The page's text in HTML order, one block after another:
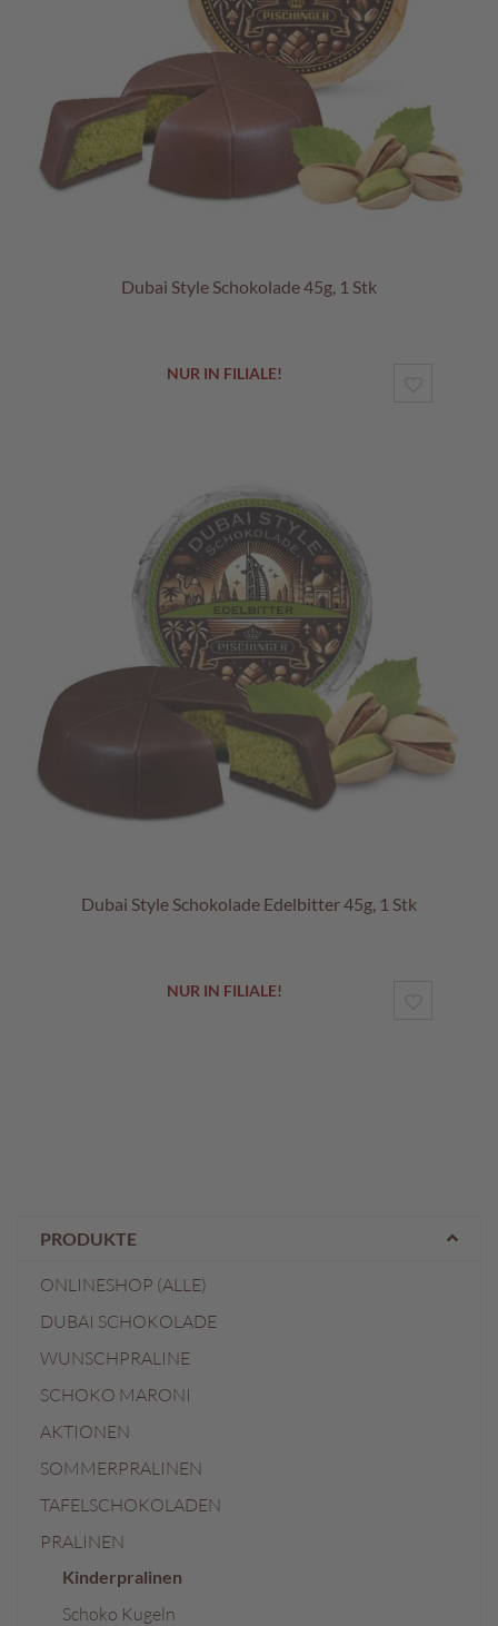
Dubai Style Schokolade 45g, 1 Stk
NUR IN FILIALE!
Dubai Style Schokolade Edelbitter 45g, 1 Stk
NUR IN FILIALE!
PRODUKTE
ONLINESHOP (ALLE)
DUBAI SCHOKOLADE
WUNSCHPRALINE
SCHOKO MARONI
AKTIONEN
SOMMERPRALINEN
TAFELSCHOKOLADEN
PRALINEN
Kinderpralinen
Schoko Kugeln